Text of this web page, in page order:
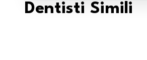
Dentisti Simili